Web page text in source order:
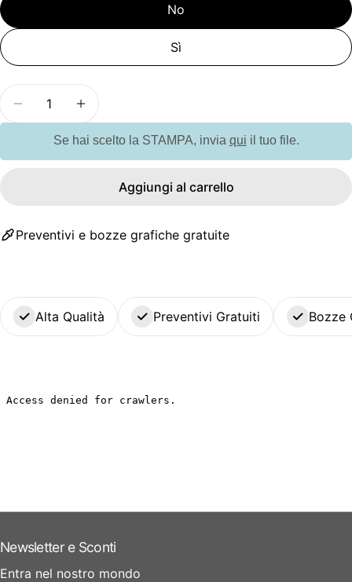
No
Sì
Diminuisci la quantità per G94959 VERNON X.
Aumenta la quantità per G94959
Se hai scelto la STAMPA, invia qui il tuo file.
Aggiungi al carrello
Preventivi e bozze grafiche gratuite
Alta Qualità Preventivi Gratuiti Bozze
Newsletter e Sconti
Entra nel nostro mondo